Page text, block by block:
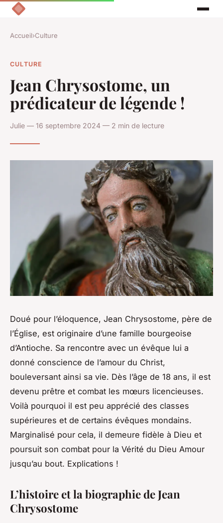
Accueil›Culture
CULTURE
Jean Chrysostome, un
prédicateur de légende !
Julie — 16 septembre 2024 — 2 min de lecture
Doué pour l’éloquence, Jean Chrysostome, père de
l’Église, est originaire d’une famille bourgeoise
d’Antioche. Sa rencontre avec un évêque lui a
donné conscience de l’amour du Christ,
bouleversant ainsi sa vie. Dès l’âge de 18 ans, il est
devenu prêtre et combat les mœurs licencieuses.
Voilà pourquoi il est peu apprécié des classes
supérieures et de certains évêques mondains.
Marginalisé pour cela, il demeure fidèle à Dieu et
poursuit son combat pour la Vérité du Dieu Amour
jusqu’au bout. Explications !
L’histoire et la biographie de Jean
Chrysostome